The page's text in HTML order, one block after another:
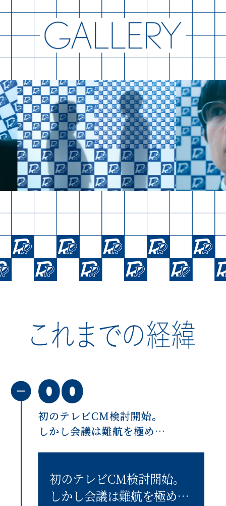
初のテレビCM検討開始。
しかし会議は難航を極め…
初のテレビCM検討開始。
しかし会議は難航を極め…